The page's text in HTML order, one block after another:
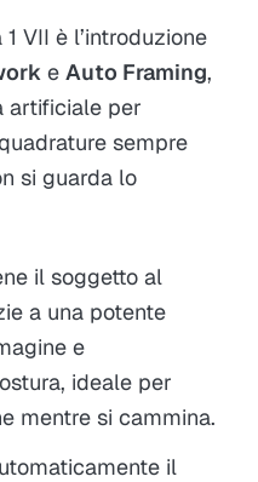
VII è l’introduzione
eAuto Framing,
artificiale per
sempre
si guarda lo
il soggetto al
a una potente
e
ideale per
mentre si cammina.
il